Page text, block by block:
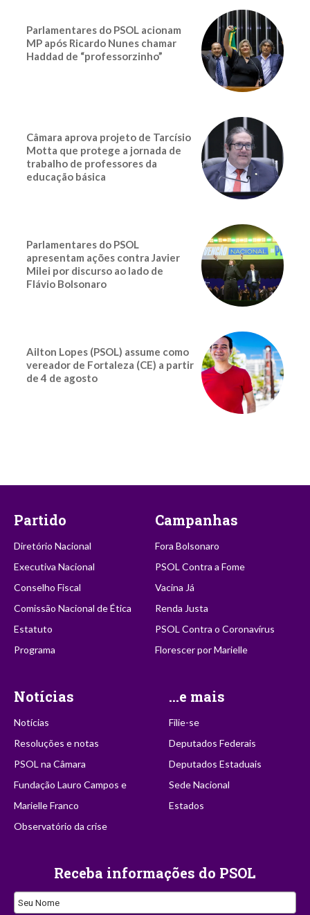
Parlamentares do PSOL acionam
MP após Ricardo Nunes chamar
Haddad de “professorzinho”
Câmara aprova projeto de Tarcísio
Motta que protege a jornada de
trabalho de professores da
educação básica
Parlamentares do PSOL
apresentam ações contra Javier
Milei por discurso ao lado de
Flávio Bolsonaro
Ailton Lopes (PSOL) assume como
vereador de Fortaleza (CE) a partir
de 4 de agosto
Partido
Diretório Nacional
Executiva Nacional
Conselho Fiscal
Comissão Nacional de Ética
Estatuto
Programa
Campanhas
Fora Bolsonaro
PSOL Contra a Fome
Vacina Já
Renda Justa
PSOL Contra o Coronavírus
Florescer por Marielle
Notícias
Notícias
Resoluções e notas
PSOL na Câmara
Fundação Lauro Campos e
Marielle Franco
Observatório da crise
...e mais
Filie-se
Deputados Federais
Deputados Estaduais
Sede Nacional
Estados
Receba informações do PSOL
Seu Nome